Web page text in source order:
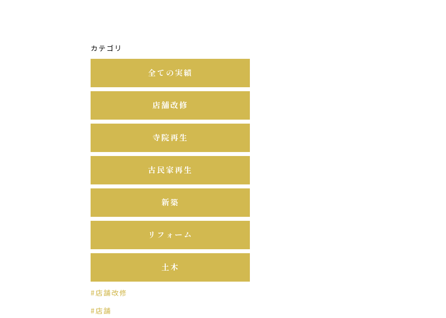
カテゴリ
全ての実績
店舗改修
寺院再生
古民家再生
新築
リフォーム
土木
#店舗改修
#店舗